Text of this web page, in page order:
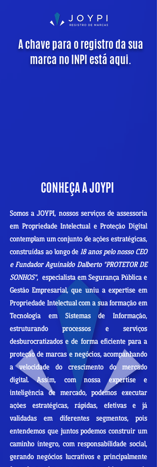
A chave para o registro da sua
marca no INPI está aqui.
CONHEÇA A JOYPI
Somos a JOYPI, nossos serviços de assessoria
em Propriedade Intelectual e Proteção Digital
contemplam um conjunto de ações estratégicas,
construídas ao longo de 18 anos pelo nosso CEO
e Fundador Aguinaldo Dalberto "PROTETOR DE
SONHOS", especialista em Segurança Pública e
Gestão Empresarial, que uniu a expertise em
Propriedade Intelectual com a sua formação em
Tecnologia em Sistemas de Informação,
estruturando processos e serviços
desburocratizados e de forma eficiente para a
proteção de marcas e negócios, acompanhando
a velocidade do crescimento do mercado
digital.Assim, com nossa expertise e
inteligência de mercado, podemos executar
ações estratégicas, rápidas, efetivas e já
validadas em diferentes segmentos, pois
entendemos que juntos podemos construir um
caminho íntegro, com responsabilidade social,
gerando negócios lucrativos e principalmente